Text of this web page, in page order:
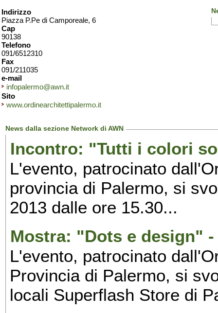
Indirizzo
Piazza P.Pe di Camporeale, 6
Cap
90138
Telefono
091/6512310
Fax
091/211035
e-mail
infopalermo@awn.it
Sito
www.ordinearchitettipalermo.it
News dalla sezione Network di AWN
Incontro: "Tutti i colori
L'evento, patrocinato
provincia di Palermo, si
2013 dalle ore 15.30...
Mostra: "Dots e design" -
L'evento, patrocinato
Provincia di Palermo, si
locali Superflash Store di